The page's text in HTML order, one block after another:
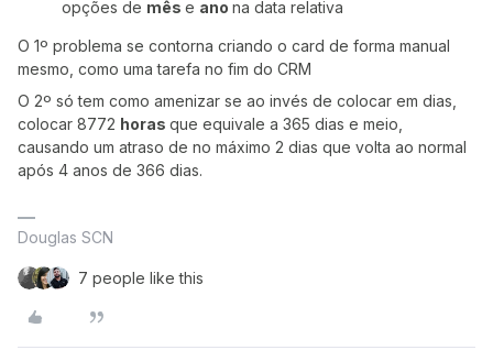
opções de mês e ano na data relativa
O 1º problema se contorna criando o card de forma manual
mesmo, como uma tarefa no fim do CRM
O 2º só tem como amenizar se ao invés de colocar em dias,
colocar 8772 horas que equivale a 365 dias e meio,
causando um atraso de no máximo 2 dias que volta ao normal
após 4 anos de 366 dias.
Douglas SCN
7 people like this